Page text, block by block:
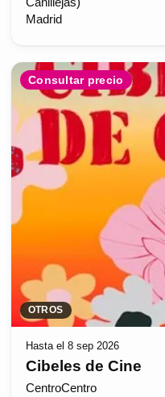
Madrid
Consultar precio
OTROS
Hasta el 8 sep 2026
Cibeles de Cine
CentroCentro